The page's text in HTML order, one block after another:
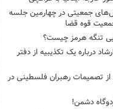
جمعیتی در چهارمین جلسه
قوه قضا
تنگه هرمز چیست؟
درباره یک تکذیبیه از دفتر
از تصمیمات رهبران فلسطینی در
دشمن!